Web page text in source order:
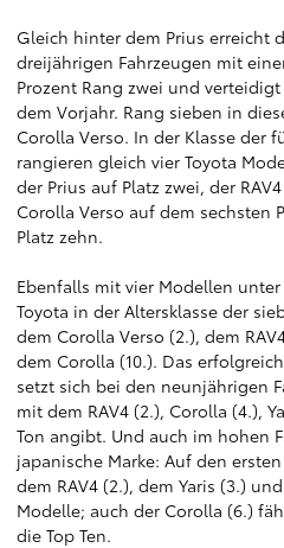
Gleich hinter dem Prius erreicht
dreijährigen Fahrzeugen mit
Prozent Rang zwei und
dem Vorjahr. Rang sieben in
Corolla Verso. In der Klasse der
rangieren gleich vier Toyota
der Prius auf Platz zwei, der
Corolla Verso auf dem sechsten
Platz zehn.
Ebenfalls mit vier Modellen
Toyota in der Altersklasse der
dem Corolla Verso (2.), dem
dem Corolla (10.). Das
setzt sich bei den neunjährigen
mit dem RAV4 (2.), Corolla (4.),
Ton angibt. Und auch im hohen
japanische Marke: Auf den
dem RAV4 (2.), dem Yaris (3.)
Modelle; auch der Corolla (6.)
die Top Ten.